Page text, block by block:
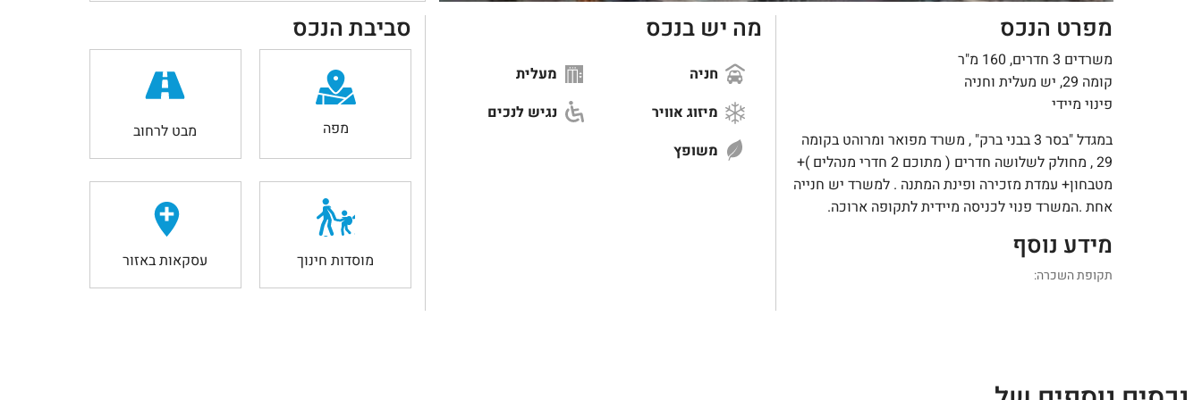
מפרט הנכס
משרדים 3 חדרים, 160 מ"ר
קומה 29, יש מעלית וחניה
פינוי מיידי
במגדל "בסר 3 בבני ברק" , משרד מפואר ומרוהט בקומה
29 , מחולק לשלושה חדרים ( מתוכם 2 חדרי מנהלים )+
מטבחון+ עמדת מזכירה ופינת המתנה . למשרד יש חנייה
אחת .המשרד פנוי לכניסה מיידית לתקופה ארוכה.
מידע נוסף
תקופת השכרה:
מה יש בנכס
חניה
מעלית
מיזוג אוויר
נגיש לנכים
משופץ
סביבת הנכס
מפה מבט לרחוב
מוסדות חינוך עסקאות באזור